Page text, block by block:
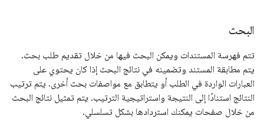
البحث
تتم فهرسة المستندات ويمكن البحث فيها من خلال تقديم طلب بحث.
يتم مطابقة المستند وتضمينه في نتائج البحث إذا كان يحتوي على
العبارات الواردة في الطلب أو يتطابق مع مواصفات بحث أخرى. يتم ترتيب
النتائج استنادًا إلى النتيجة واستراتيجية الترتيب. يتم تمثيل نتائج البحث
من خلال صفحات يمكنك استردادها بشكل تسلسلي.